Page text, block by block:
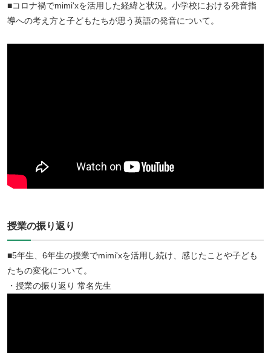
■コロナ禍でmimi'xを活用した経緯と状況。小学校における発音指
導への考え方と子どもたちが思う英語の発音について。
授業の振り返り
■5年生、6年生の授業でmimi'xを活用し続け、感じたことや子ども
たちの変化について。
・授業の振り返り 常名先生